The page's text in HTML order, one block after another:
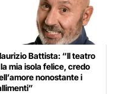
Battista: “Il teatro
mia isola felice, credo
nonostante i